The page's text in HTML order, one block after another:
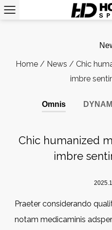
Home/ News / Chic
imbre
Omnis
Chic humanized
imbre
Praeter considerando
notam medicaminis